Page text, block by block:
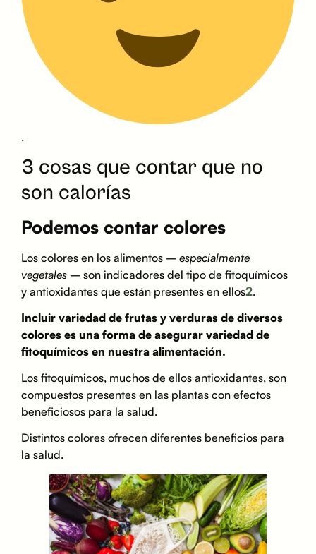
.
3 cosas que contar que no
son calorías
Podemos contar colores
Los colores en los alimentos – especialmente
vegetales – son indicadores del tipo de fitoquímicos
y antioxidantes que están presentes en ellos2.
Incluir variedad de frutas y verduras de diversos
colores es una forma de asegurar variedad de
fitoquímicos en nuestra alimentación.
Los fitoquímicos, muchos de ellos antioxidantes, son
compuestos presentes en las plantas con efectos
beneficiosos para la salud.
Distintos colores ofrecen diferentes beneficios para
la salud.